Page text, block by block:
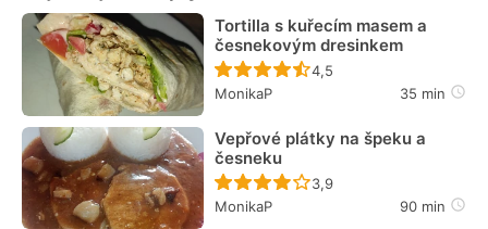
Tortilla s kuřecím masem a
česnekovým dresinkem
Recept ještě nebyl
4,5
MonikaP
35 min
Vepřové plátky na špeku a
česneku
Recept ještě nebyl
3,9
MonikaP
90 min